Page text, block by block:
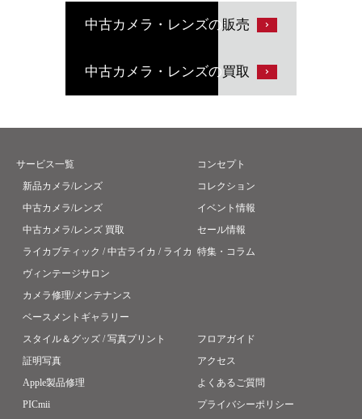
中古カメラ・レンズの販売
中古カメラ・レンズの買取
サービス一覧
新品カメラ/レンズ
中古カメラ/レンズ
中古カメラ/レンズ 買取
ライカブティック / 中古ライカ / ライカ
ヴィンテージサロン
カメラ修理/メンテナンス
ベースメントギャラリー
スタイル＆グッズ / 写真プリント
証明写真
Apple製品修理
PICmii
コンセプト
コレクション
イベント情報
セール情報
特集・コラム
フロアガイド
アクセス
よくあるご質問
プライバシーポリシー